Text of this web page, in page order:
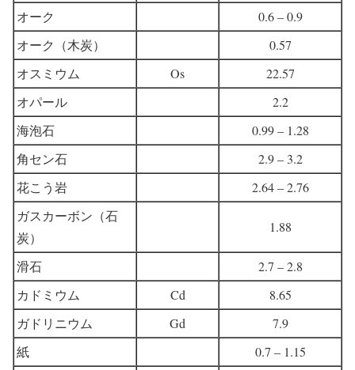
オーク
0.6 – 0.9
オーク（木炭）
0.57
オスミウム
Os
22.57
オパール
2.2
海泡石
0.99 – 1.28
角セン石
2.9 – 3.2
花こう岩
2.64 – 2.76
ガスカーボン（石
炭）
1.88
滑石
2.7 – 2.8
カドミウム
Cd
8.65
ガドリニウム
Gd
7.9
紙
0.7 – 1.15